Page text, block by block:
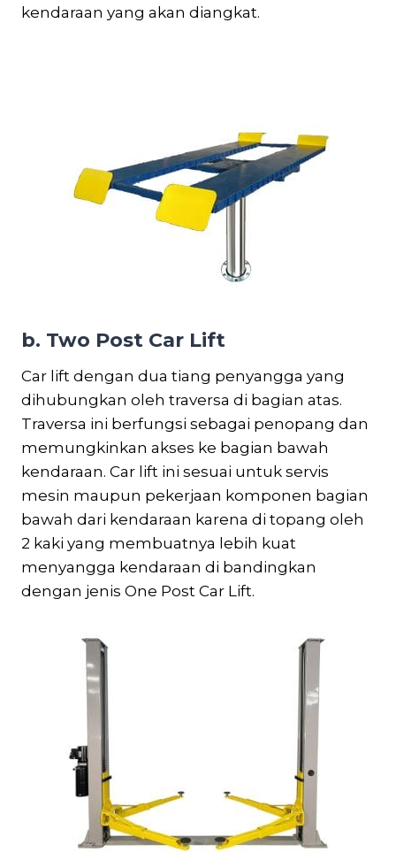
kendaraan yang akan diangkat.
b. Two Post Car Lift
Car lift dengan dua tiang penyangga yang
dihubungkan oleh traversa di bagian atas.
Traversa ini berfungsi sebagai penopang dan
memungkinkan akses ke bagian bawah
kendaraan. Car lift ini sesuai untuk servis
mesin maupun pekerjaan komponen bagian
bawah dari kendaraan karena di topang oleh
2 kaki yang membuatnya lebih kuat
menyangga kendaraan di bandingkan
dengan jenis One Post Car Lift.